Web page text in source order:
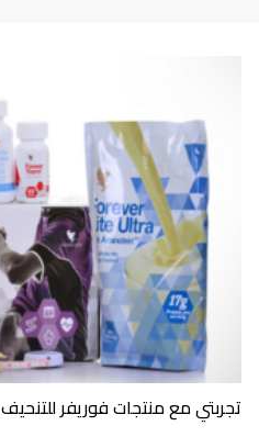
تجربتي مع منتجات فوريفر للتنحيف